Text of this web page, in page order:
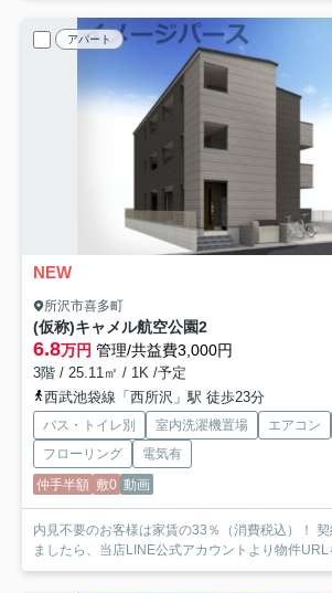
アパート
NEW
所沢市喜多町
(仮称)キャメル航空公園2
6.8万円 管理/共益費3,000円
3階 / 25.11㎡ / 1K /予定
西武池袋線「西所沢」駅 徒歩23分
バス・トイレ別 室内洗濯機置場 エアコン
フローリング
電気有
仲手半額 敷0 動画
内見不要のお客様は家賃の33％（消費税込）！ 契約希望の物件があり
ましたら、当店LINE公式アカウントより物件URL